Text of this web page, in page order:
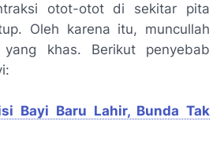
otot-otot di sekitar pita
Oleh karena itu, muncullah
khas. Berikut penyebab
Bayi Baru Lahir, Bunda Tak